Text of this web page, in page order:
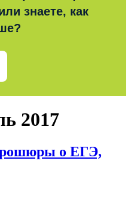
знаете, как
2017
о ЕГЭ,